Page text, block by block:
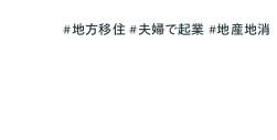
#地方移住 #夫婦で起業 #地産地消